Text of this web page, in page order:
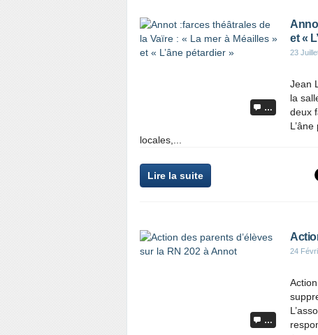
…
et «
23
Jean
la
deux
locales,...
Lire la suite
…
24